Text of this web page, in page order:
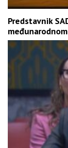
Predstavnik